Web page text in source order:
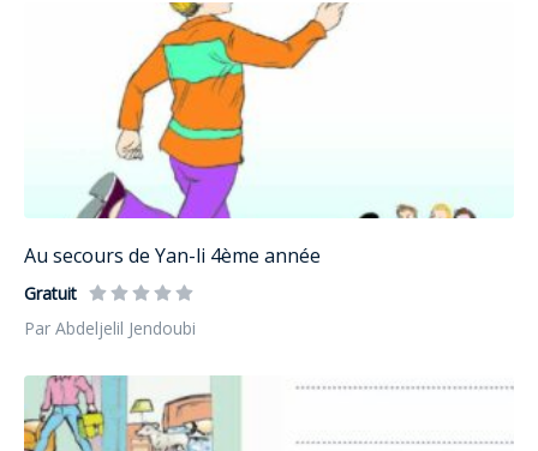
Au secours de Yan-li 4ème année
Gratuit
Par Abdeljelil Jendoubi